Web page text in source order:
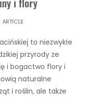
i flory
ARTICLE
to niezwykłe
przyrody ze
i bogactwo flory i
naturalne
i roślin, ale także